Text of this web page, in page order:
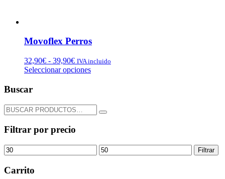
Movoflex Perros
32,90€ - 39,90€Rango
de
hasta
39,90€
IVA incluido
Seleccionar opcionesEste
variantes.
Las
elegir
Buscar
Buscar
por...
Filtrar por precio
Precio
mínimo
Precio
máximo
Filtrar
Carrito